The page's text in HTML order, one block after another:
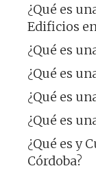
¿Qué es
Edificios
¿Qué es
¿Qué es
¿Qué es
¿Qué es
¿Qué es y
Córdoba?